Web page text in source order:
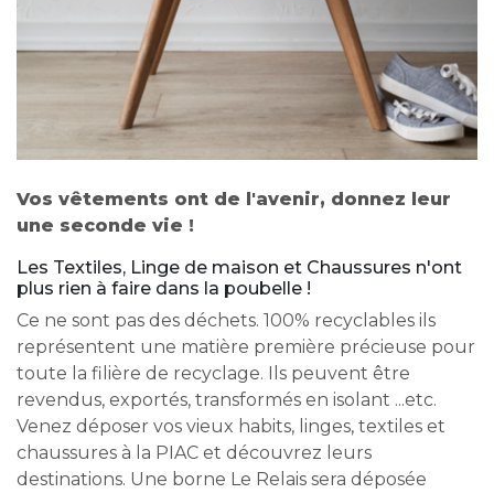
Vos vêtements ont de l'avenir, donnez leur
une seconde vie !
Les Textiles, Linge de maison et Chaussures n'ont
plus rien à faire dans la poubelle !
Ce ne sont pas des déchets. 100% recyclables ils
représentent une matière première précieuse pour
toute la filière de recyclage. Ils peuvent être
revendus, exportés, transformés en isolant ...etc.
Venez déposer vos vieux habits, linges, textiles et
chaussures à la PIAC et découvrez leurs
destinations. Une borne Le Relais sera déposée